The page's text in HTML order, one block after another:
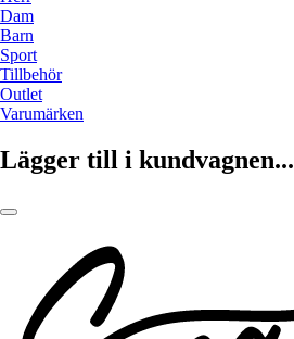
Dam
Barn
Sport
Tillbehör
Outlet
Varumärken
Lägger till i kundvagnen...